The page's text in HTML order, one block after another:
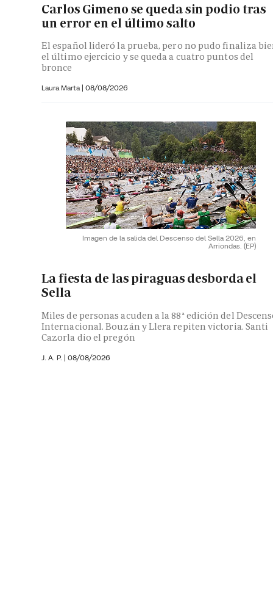
Carlos Gimeno se queda sin podio tras
un error en el último salto
El español lideró la prueba, pero no pudo finaliza
el último ejercicio y se queda a cuatro puntos del
bronce
Laura Marta | 08/08/2026
Imagen de la salida del Descenso del Sella 2026, en
Arriondas. (EP)
La fiesta de las piraguas desborda el
Sella
Miles de personas acuden a la 88ª edición del
Internacional. Bouzán y Llera repiten victoria. Santi
Cazorla dio el pregón
J. A. P. | 08/08/2026